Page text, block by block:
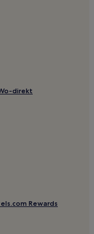
direkt
Rewards